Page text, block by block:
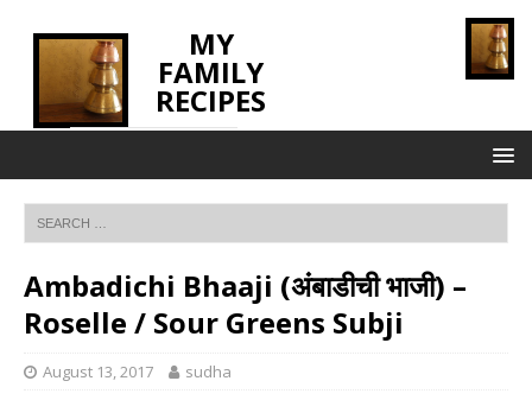
MY
FAMILY
RECIPES
Ambadichi Bhaaji (अंबाडीची भाजी) –
Roselle / Sour Greens Subji
August 13, 2017 sudha